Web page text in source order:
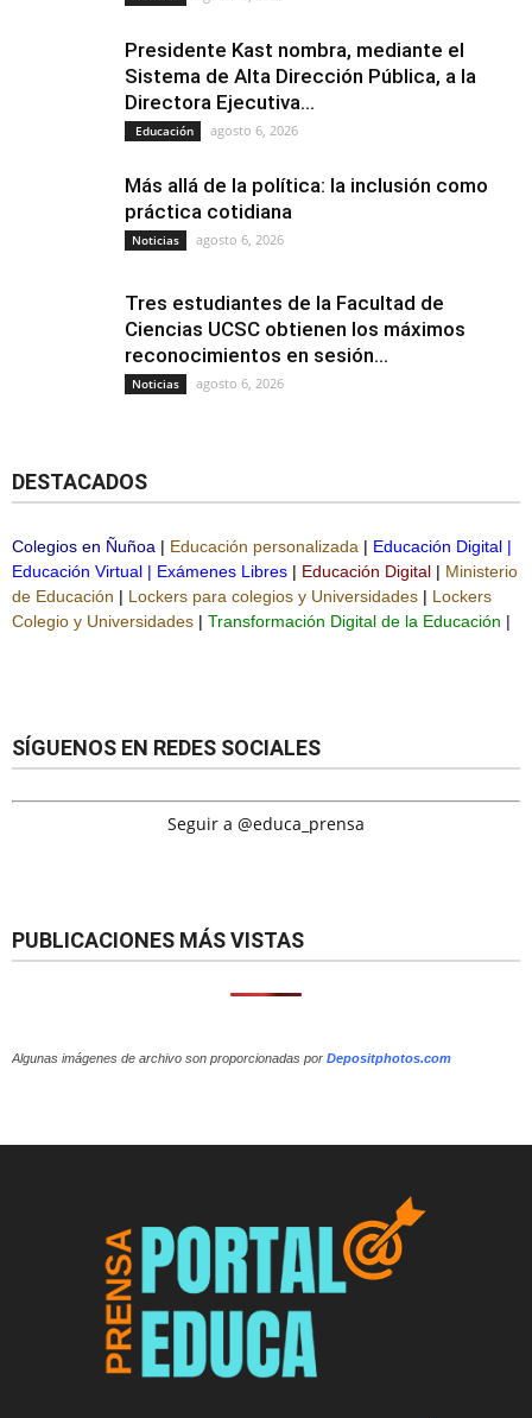
Presidente Kast nombra, mediante el
Sistema de Alta Dirección Pública, a la
Directora Ejecutiva...
Educación agosto 6, 2026
Más allá de la política: la inclusión como
práctica cotidiana
Noticias agosto 6, 2026
Tres estudiantes de la Facultad de
Ciencias UCSC obtienen los máximos
reconocimientos en sesión...
Noticias agosto 6, 2026
DESTACADOS
Colegios en Ñuñoa | Educación personalizada | Educación Digital |
Educación Virtual | Exámenes Libres | Educación Digital | Ministerio
de Educación | Lockers para colegios y Universidades | Lockers
Colegio y Universidades | Transformación Digital de la Educación |
SÍGUENOS EN REDES SOCIALES
Seguir a @educa_prensa
PUBLICACIONES MÁS VISTAS
Algunas imágenes de archivo son proporcionadas por Depositphotos.com